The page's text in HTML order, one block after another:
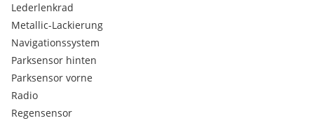
Fahrzeugbeschreibung dient lediglich der allgemeinen
Identifizierung des Fahrzeuges und stellt keine
Gewährleistung im kaufrechtlichen Sinne dar. Den genauen
Ausstattungsumfang erhalten Sie von unserem
Verkaufspersonal. Bitte kontaktieren Sie uns.
Lederlenkrad
Metallic-Lackierung
Navigationssystem
Parksensor hinten
Parksensor vorne
Radio
Regensensor